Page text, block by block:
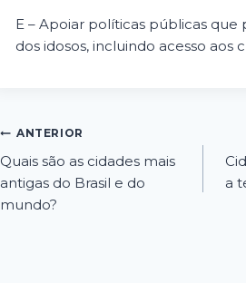
E – Apoiar políticas públicas que
dos idosos, incluindo acesso aos
ANTERIOR
Quais são as cidades mais
antigas do Brasil e do
mundo?
a